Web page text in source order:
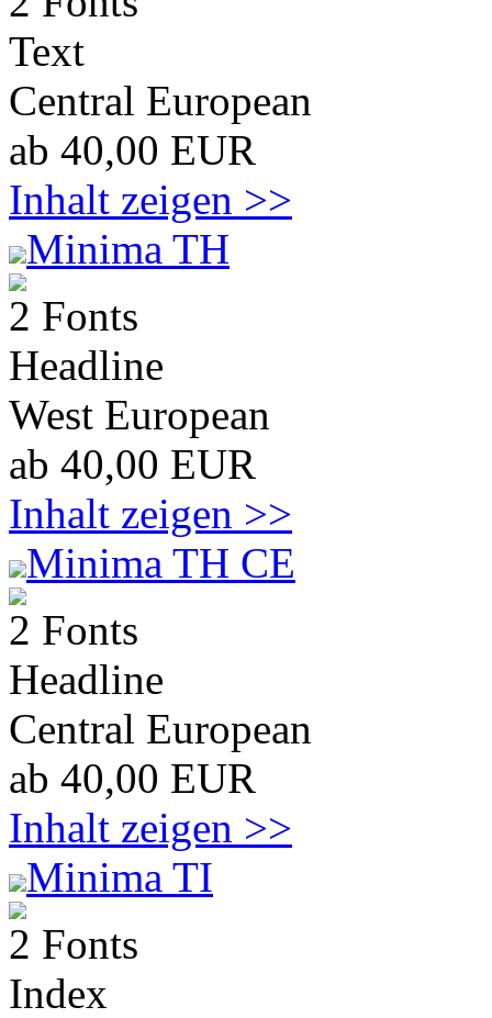
Text
Central European
ab 40,00 EUR
Inhalt zeigen >>
Minima TH
2 Fonts
Headline
West European
ab 40,00 EUR
Inhalt zeigen >>
Minima TH CE
2 Fonts
Headline
Central European
ab 40,00 EUR
Inhalt zeigen >>
Minima TI
2 Fonts
Index